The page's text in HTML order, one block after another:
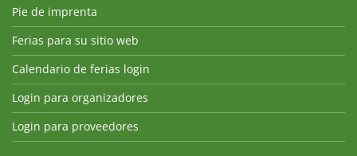
Pie de imprenta
Ferias para su sitio web
Calendario de ferias login
Login para organizadores
Login para proveedores